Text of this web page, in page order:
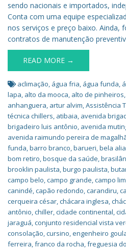
sendo nacionais e importados,
Conta com uma equipe
nos serviços e preço baixo. Ainda,
contratos de manutenção
READ MORE →
aclimação, água fria, água funda,
lapa, alto da mooca, alto de pinheiros,
anhanguera, artur alvim,Assistência
técnica chillers, atibaia, avenida
brigadeiro luis antônio, avenida
avenida raimundo pereira de
funda,barro branco,barueri,bela
bom retiro,bosque da saúde,
brooklin paulista,burgo paulista,
campo belo,campo grande,campo
canindé,capão redondo,carandiru,
cerqueira césar,chácara inglesa,
antônio,chiller,cidade continental,
jaraguá,conjunto residencial vista
consolação,cursino,engenheiro
ferreira,franco da rocha,freguesia